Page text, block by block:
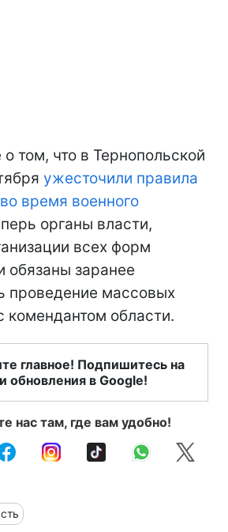
том, что в Тернопольской
ужесточили правила
время военного
органы власти,
всех форм
обязаны заранее
проведение массовых
комендантом области.
главное! Подпишитесь на
обновления в Google!
нас там, где вам удобно!